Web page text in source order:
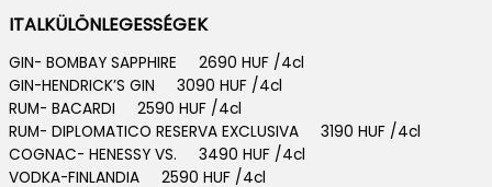
ITALKÜLÖNLEGESSÉGEK
GIN- BOMBAY SAPPHIRE 2690 HUF /4cl
GIN-HENDRICK’S GIN 3090 HUF /4cl
RUM- BACARDI 2590 HUF /4cl
RUM- DIPLOMATICO RESERVA EXCLUSIVA 3190 HUF /4cl
COGNAC- HENESSY VS. 3490 HUF /4cl
VODKA-FINLANDIA 2590 HUF /4cl